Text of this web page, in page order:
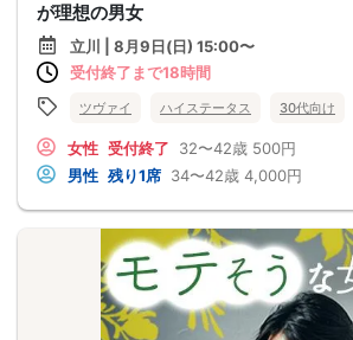
が理想の男女
立川 | 8月9日(日) 15:00〜
受付終了まで18時間
ツヴァイ ハイステータス 30代向け
女性 受付終了 32〜42歳 500円
男性 残り1席 34〜42歳 4,000円